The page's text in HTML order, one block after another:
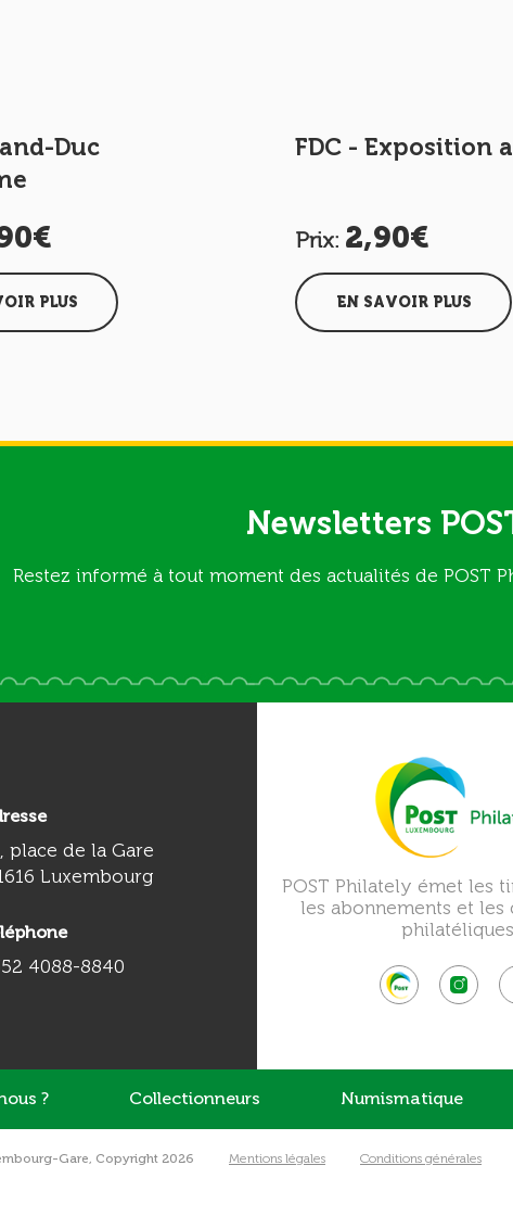
Duc
PLUS
FDC - Exposition
Prix: 2,90€
EN SAVOIR PLUS
Newsletters
Restez informé à tout moment des actualités de POST
POST Philately émet les
les abonnements et les
philatéliques.
place de la Gare
Luxembourg
4088-8840
? Collectionneurs Numismatique
Gare, Copyright 2026 Mentions légales Conditions générales